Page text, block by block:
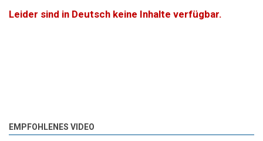
Leider sind in Deutsch keine Inhalte verfügbar.
EMPFOHLENES VIDEO